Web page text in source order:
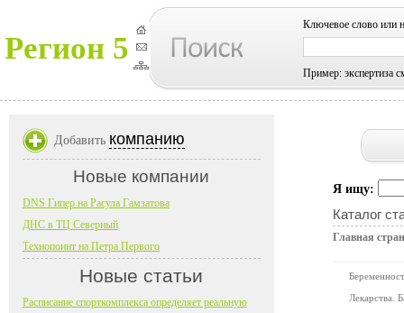
Регион 5
Ключевое слово или
Пример: экспертиза
Я ищу:
Каталог
Главная
Лекарства.
Добавить компанию
Новые компании
DNS Гипер на Расула Гамзатова
ДНС в ТЦ Северный
Технопоинт на Петра Первого
Новые статьи
Расписание спорткомплекса определяет реальную